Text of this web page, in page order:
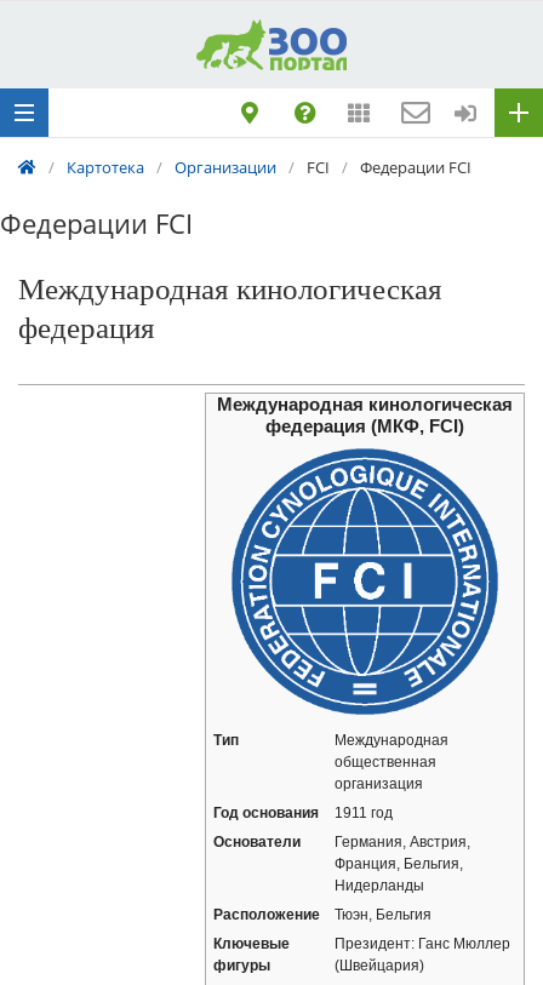
/ Картотека / Организации / FCI / Федерации FCI
Федерации FCI
Международная кинологическая
федерация
Международная кинологическая
федерация (МКФ, FCI)
Тип
Международная
общественная
организация
Год основания
1911 год
Основатели
Германия, Австрия,
Франция, Бельгия,
Нидерланды
Расположение
Тюэн, Бельгия
Ключевые
фигуры
Президент: Ганс Мюллер
(Швейцария)
метрики
Поездку